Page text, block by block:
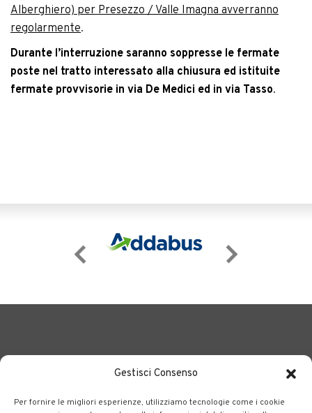
Gestisci Consenso
Per fornire le migliori esperienze, utilizziamo tecnologie come i cookie
Alberghiero) per Presezzo / Valle Imagna avverranno
regolarmente.
Durante l’interruzione saranno soppresse le fermate
poste nel tratto interessato alla chiusura ed istituite
fermate provvisorie in via De Medici ed in via Tasso.